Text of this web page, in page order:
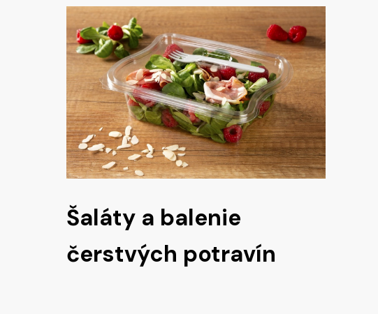
Šaláty a balenie
čerstvých potravín